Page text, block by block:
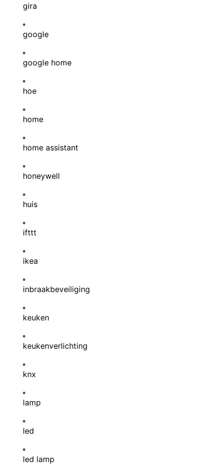
gira
google
google home
hoe
home
home assistant
honeywell
huis
ifttt
ikea
inbraakbeveiliging
keuken
keukenverlichting
knx
lamp
led
led lamp